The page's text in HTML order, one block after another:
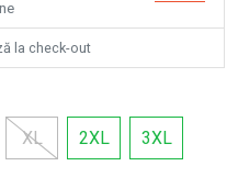
la check-out
XL 2XL 3XL